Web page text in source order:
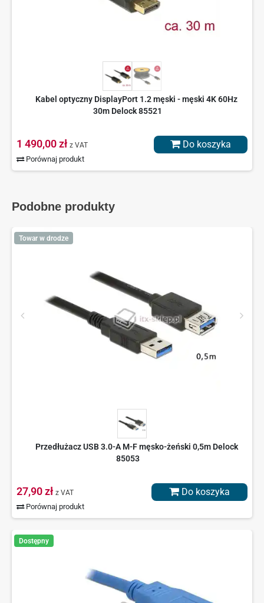
Kabel optyczny DisplayPort 1.2 męski - męski 4K 60Hz
30m Delock 85521
1 490,00 zł z VAT
Porównaj produkt
Do koszyka
Podobne produkty
Towar w drodze
Przedłużacz USB 3.0-A M-F męsko-żeński 0,5m Delock
85053
27,90 zł z VAT
Porównaj produkt
Do koszyka
Dostępny